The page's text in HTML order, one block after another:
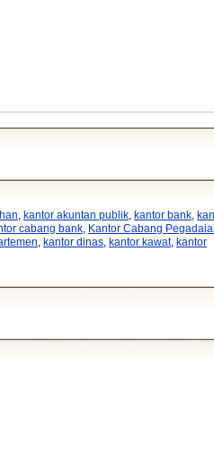
, kantor akuntan publik, kantor bank,
cabang bank, Kantor Cabang
, kantor dinas, kantor kawat, kantor